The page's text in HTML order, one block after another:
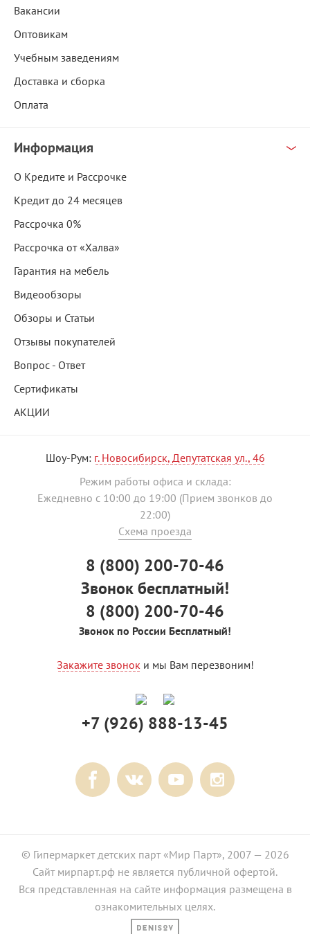
Вакансии
Оптовикам
Учебным заведениям
Доставка и сборка
Оплата
Информация
О Кредите и Рассрочке
Кредит до 24 месяцев
Рассрочка 0%
Рассрочка от «Халва»
Гарантия на мебель
Видеообзоры
Обзоры и Статьи
Отзывы покупателей
Вопрос - Ответ
Сертификаты
АКЦИИ
Шоу-Рум: г. Новосибирск, Депутатская ул., 46
Режим работы офиса и склада:
Ежедневно с 10:00 до 19:00 (Прием звонков до
22:00)
Схема проезда
8 (800) 200-70-46
Звонок бесплатный!
8 (800) 200-70-46
Звонок по России Бесплатный!
Закажите звоноки мы Вам перезвоним!
+7 (926) 888-13-45
© Гипермаркет детских парт «Мир Парт», 2007 — 2026
Сайт мирпарт.рф не является публичной офертой.
Вся представленная на сайте информация размещена в
ознакомительных целях.